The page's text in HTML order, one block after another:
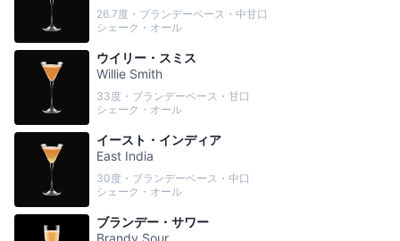
26.7度・ブランデーベース・中甘口
シェーク・オール
ウイリー・スミス
Willie Smith
33度・ブランデーベース・甘口
シェーク・オール
イースト・インディア
East India
30度・ブランデーベース・中口
シェーク・オール
ブランデー・サワー
Brandy Sour